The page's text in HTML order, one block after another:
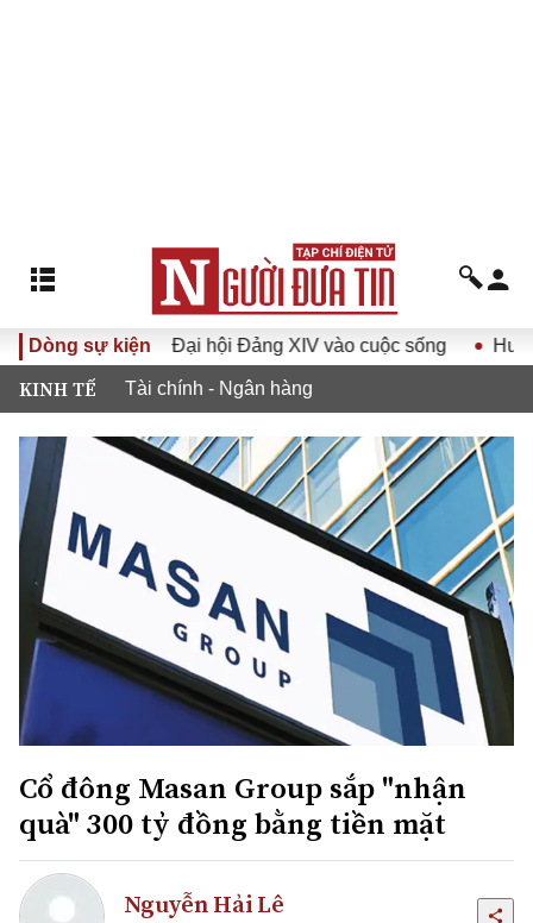
Dòng sự kiện
Nghị quyết Đại hội Đảng XIV vào cuộc sống Hướng tới
KINH TẾ Tài chính - Ngân hàng
Cổ đông Masan Group sắp "nhận
quà" 300 tỷ đồng bằng tiền mặt
Nguyễn Hải Lê